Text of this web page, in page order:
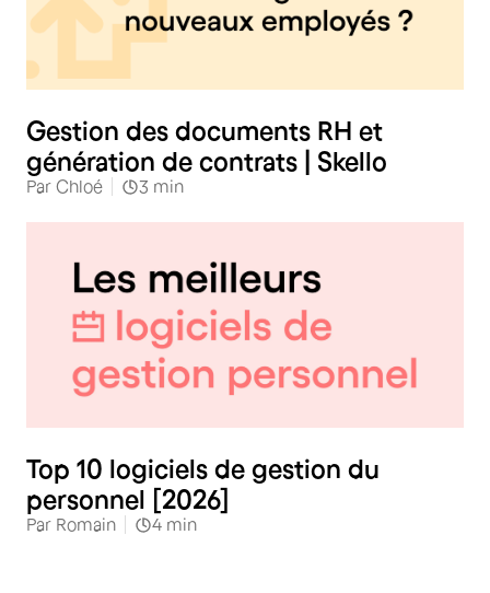
Gestion des documents RH et
génération de contrats | Skello
Par Chloé 3 min
Top 10 logiciels de gestion du
personnel [2026]
Par Romain 4 min